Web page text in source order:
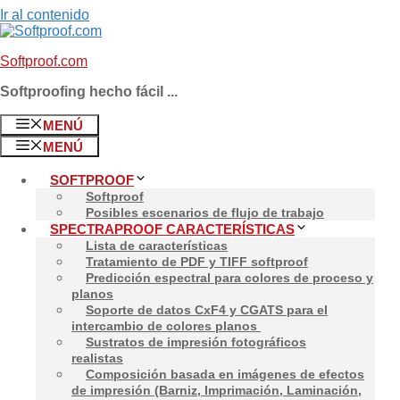
Ir al contenido
Softproof.com
Softproofing hecho fácil ...
MENÚ
MENÚ
SOFTPROOF
Softproof
Posibles escenarios de flujo de trabajo
SPECTRAPROOF CARACTERÍSTICAS
Lista de características
Tratamiento de PDF y TIFF softproof
Predicción espectral para colores de proceso y
planos
Soporte de datos CxF4 y CGATS para el
intercambio de colores planos
Sustratos de impresión fotográficos
realistas
Composición basada en imágenes de efectos
de impresión (Barniz, Imprimación, Laminación,
Informes para Ver